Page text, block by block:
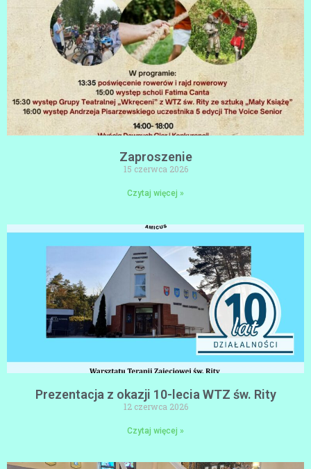
Zaproszenie
15 czerwca 2026
Czytaj więcej »
Prezentacja z okazji 10-lecia WTZ św. Rity
12 czerwca 2026
Czytaj więcej »